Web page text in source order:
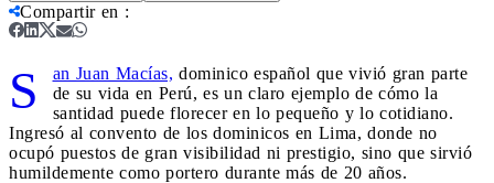
Compartir en :
S an Juan Macías, dominico español que vivió gran parte
de su vida en Perú, es un claro ejemplo de cómo la
santidad puede florecer en lo pequeño y lo cotidiano.
Ingresó al convento de los dominicos en Lima, donde no
ocupó puestos de gran visibilidad ni prestigio, sino que sirvió
humildemente como portero durante más de 20 años.